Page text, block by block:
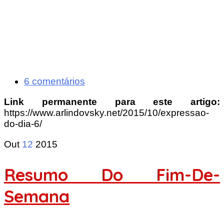
6 comentários
Link permanente para este artigo:
https://www.arlindovsky.net/2015/10/expressao-
do-dia-6/
Out 12 2015
Resumo Do Fim-De-
Semana